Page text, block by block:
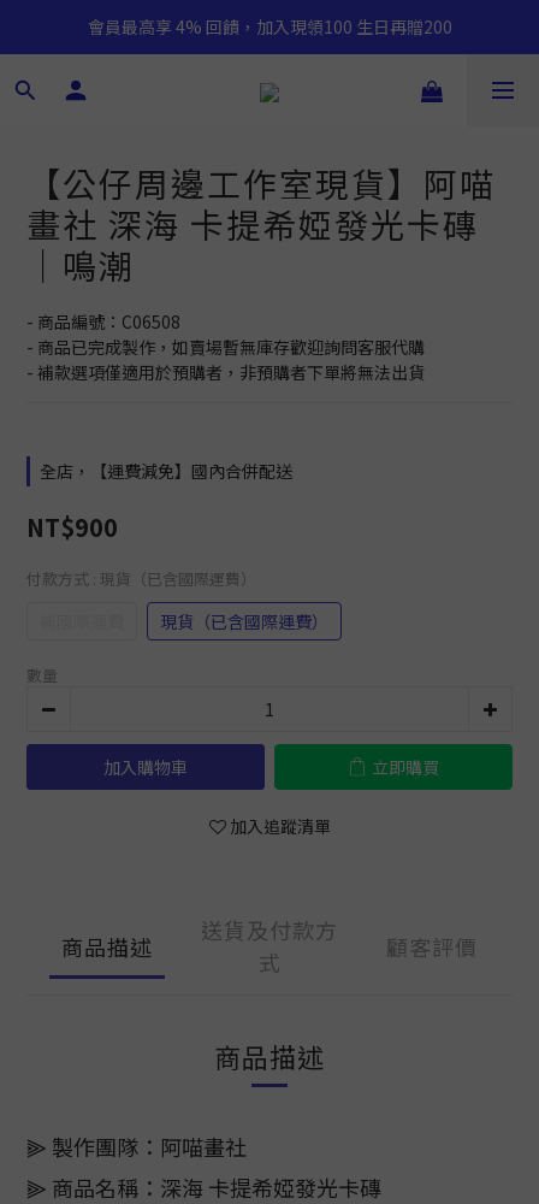
會員最高享 4% 回饋，加入現領100 生日再贈200
【公仔周邊工作室現貨】阿喵
畫社 深海 卡提希婭發光卡磚
｜鳴潮
- 商品編號：C06508
- 商品已完成製作，如賣場暫無庫存歡迎詢問客服代購
- 補款選項僅適用於預購者，非預購者下單將無法出貨
全店，【運費減免】國內合併配送
NT$900
付款方式 : 現貨（已含國際運費）
現貨（已含國際運費）
數量
加入購物車 立即購買
加入追蹤清單
商品描述
送貨及付款方
式
顧客評價
商品描述
⫸ 製作團隊：阿喵畫社
⫸ 商品名稱：深海 卡提希婭發光卡磚